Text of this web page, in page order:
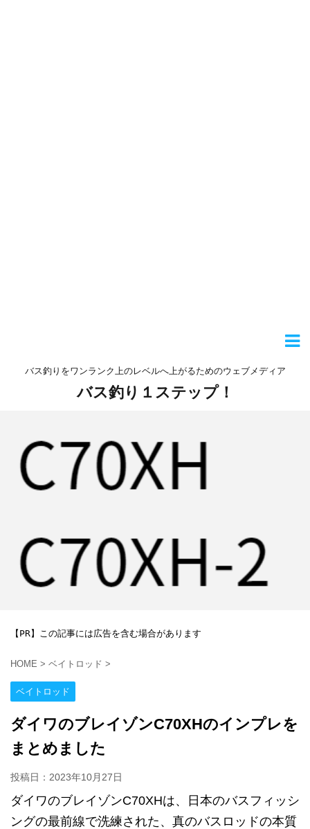
バス釣りをワンランク上のレベルへ上がるためのウェブメディア
バス釣り１ステップ！
【PR】この記事には広告を含む場合があります
HOME > ベイトロッド >
ベイトロッド
ダイワのブレイゾンC70XHのインプレを
まとめました
投稿日： 2023年10月27日
ダイワのブレイゾンC70XHは、日本のバスフィッシ
ングの最前線で洗練された、真のバスロッドの本質